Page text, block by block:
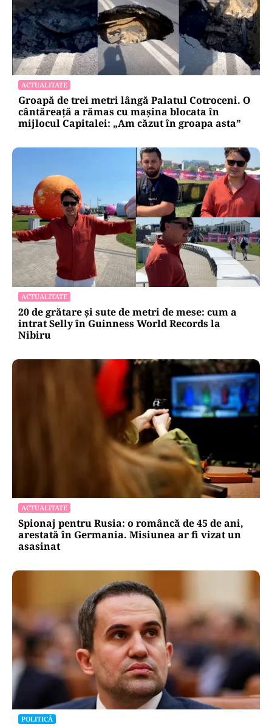
ACTUALITATE
Groapă de trei metri lângă Palatul Cotroceni. O
cântăreață a rămas cu mașina blocata în
mijlocul Capitalei: „Am căzut în groapa asta”
ACTUALITATE
20 de grătare și sute de metri de mese: cum a
intrat Selly în Guinness World Records la
Nibiru
ACTUALITATE
Spionaj pentru Rusia: o româncă de 45 de ani,
arestată în Germania. Misiunea ar fi vizat un
asasinat
POLITICĂ